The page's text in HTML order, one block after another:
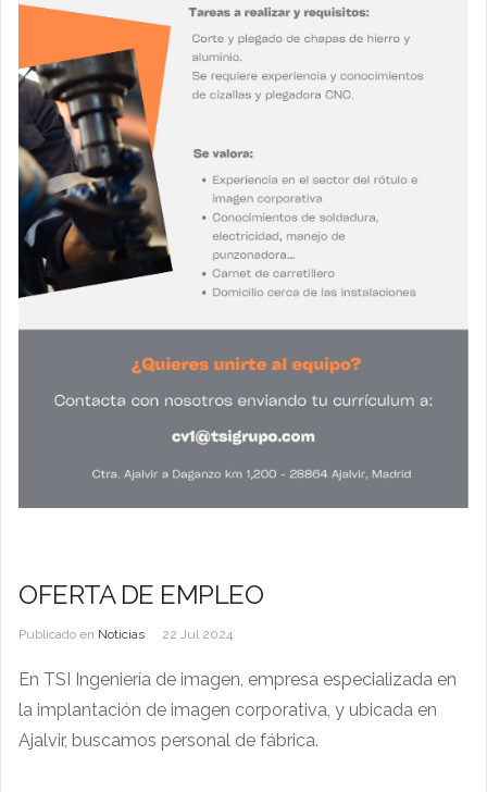
OFERTA DE EMPLEO
Publicado en Noticias 22 Jul 2024
En TSI Ingeniería de imagen, empresa especializada en
la implantación de imagen corporativa, y ubicada en
Ajalvir, buscamos personal de fábrica.